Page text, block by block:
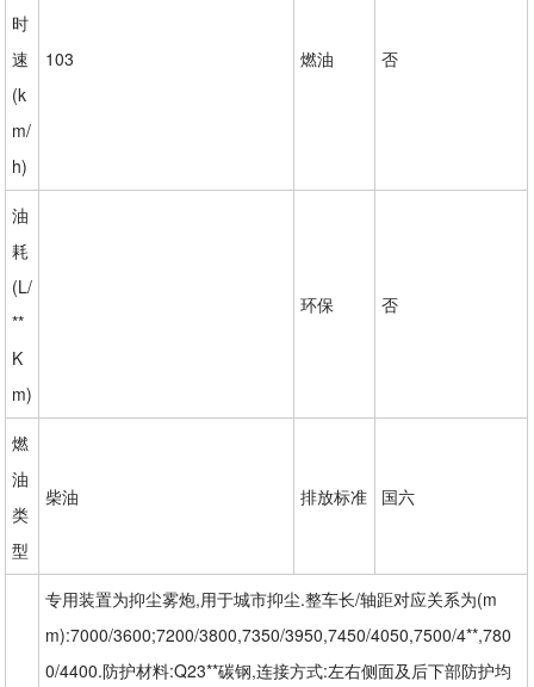
时
速
(k
m/
h)
103 燃油 否
油
耗
(L/
**
K
m)
环保 否
燃
油
类
型
柴油 排放标准 国六
专用装置为抑尘雾炮,用于城市抑尘.整车长/轴距对应关系为(m
m):7000/3600;7200/3800,7350/3950,7450/4050,7500/4**,780
0/4400.防护材料:Q23**碳钢,连接方式:左右侧面及后下部防护均